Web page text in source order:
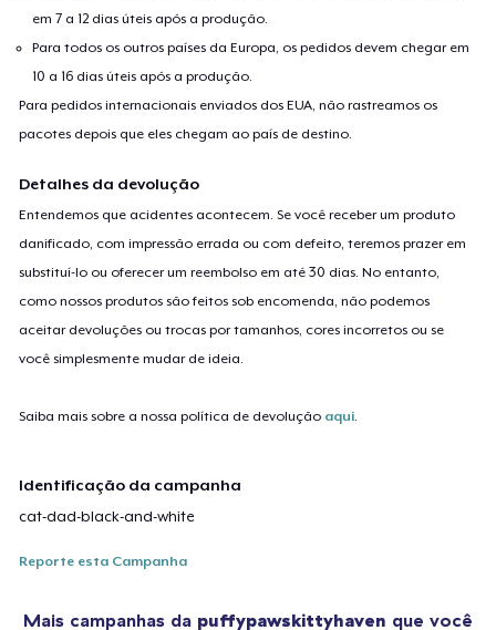
em 7 a 12 dias úteis após a produção.
Para todos os outros países da Europa, os pedidos devem chegar em
10 a 16 dias úteis após a produção.
Para pedidos internacionais enviados dos EUA, não rastreamos os
pacotes depois que eles chegam ao país de destino.
Detalhes da devolução
Entendemos que acidentes acontecem. Se você receber um produto
danificado, com impressão errada ou com defeito, teremos prazer em
substituí-lo ou oferecer um reembolso em até 30 dias. No entanto,
como nossos produtos são feitos sob encomenda, não podemos
aceitar devoluções ou trocas por tamanhos, cores incorretos ou se
você simplesmente mudar de ideia.
Saiba mais sobre a nossa política de devolução aqui.
Identificação da campanha
cat-dad-black-and-white
Reporte esta Campanha
Mais campanhas da puffypawskittyhaven que você